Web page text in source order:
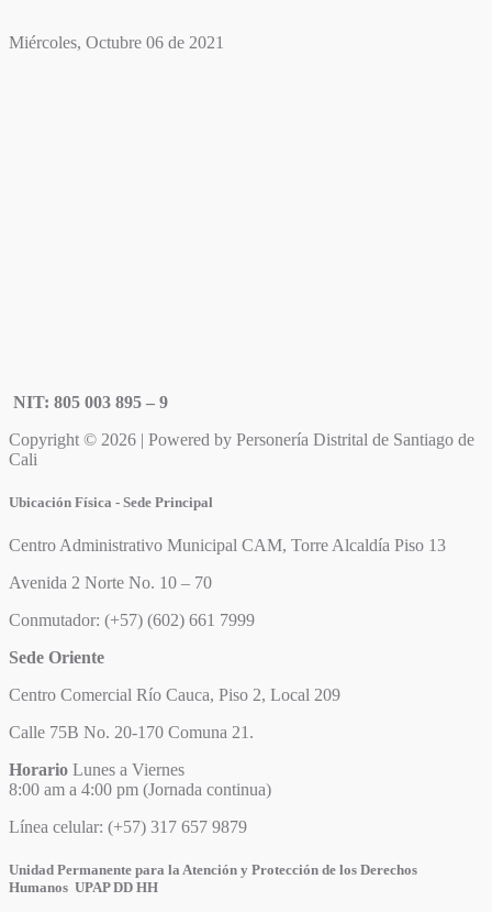
Miércoles, Octubre 06 de 2021
NIT: 805 003 895 – 9
Copyright © 2026 | Powered by Personería Distrital de Santiago de
Cali
Ubicación Física - Sede Principal
Centro Administrativo Municipal CAM, Torre Alcaldía Piso 13
Avenida 2 Norte No. 10 – 70
Conmutador: (+57) (602) 661 7999
Sede Oriente
Centro Comercial Río Cauca, Piso 2, Local 209
Calle 75B No. 20-170 Comuna 21.
Horario Lunes a Viernes
8:00 am a 4:00 pm (Jornada continua)
Línea celular: (+57) 317 657 9879
Unidad Permanente para la Atención y Protección de los Derechos
Humanos UPAP DD HH